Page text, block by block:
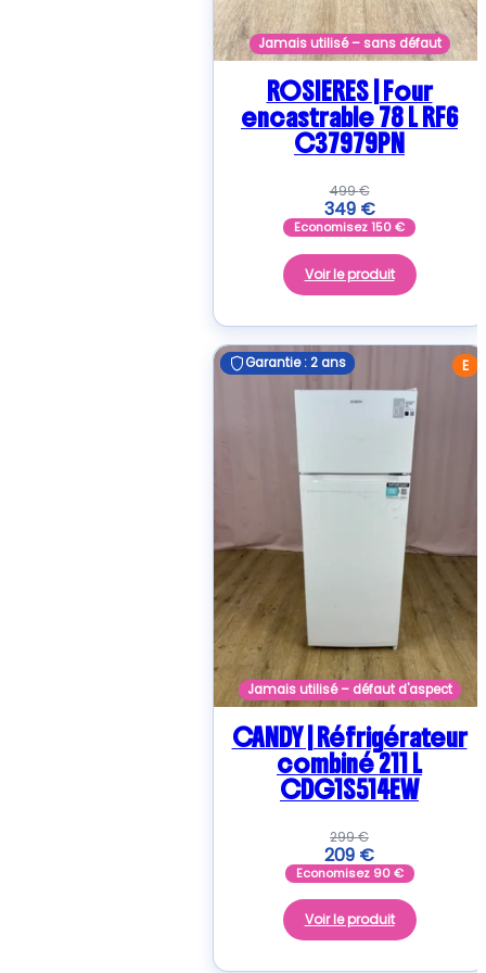
Jamais utilisé – sans défaut
ROSIERES | Four
encastrable 78 L RF6
C37979PN
499€
349 €
Economisez150€
Voir le produit
E
Garantie : 2 ans
Jamais utilisé – défaut d'aspect
Garantie : 2 ans
CANDY | Réfrigérateur
combiné 211 L
CDG1S514EW
299€
209 €
Economisez 90€
Voir le produit